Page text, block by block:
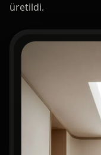
üretildi.